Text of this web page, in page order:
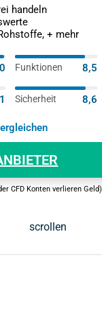
handeln
+ mehr
Funktionen 8,5
Sicherheit 8,6
CFD Konten verlieren Geld)
scrollen